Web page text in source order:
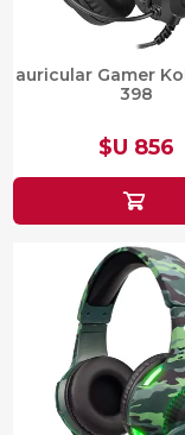
auricular Gamer
398
$U 856